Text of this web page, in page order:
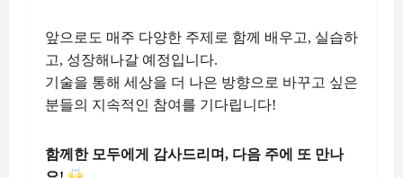
앞으로도 매주 다양한 주제로 함께 배우고, 실습하
고, 성장해나갈 예정입니다.
기술을 통해 세상을 더 나은 방향으로 바꾸고 싶은
분들의 지속적인 참여를 기다립니다!
함께한 모두에게 감사드리며, 다음 주에 또 만나